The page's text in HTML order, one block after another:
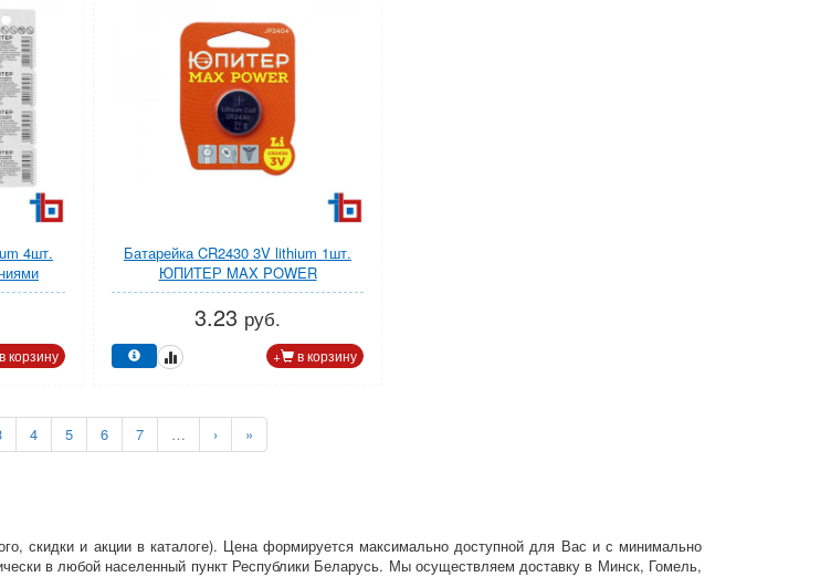
4шт.
в корзину
Батарейка CR2430 3V lithium 1шт.
ЮПИТЕР MAX POWER
3.23 руб.
+ в корзину
4 5 6 7 … › »
скидки и акции в каталоге). Цена формируется максимально доступной для Вас и с минимально
в любой населенный пункт Республики Беларусь. Мы осуществляем доставку в Минск, Гомель,